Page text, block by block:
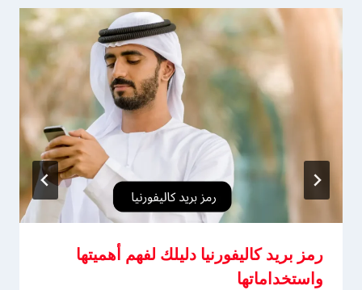
رمز بريد كاليفورنيا دليلك لفهم أهميتها
واستخداماتها